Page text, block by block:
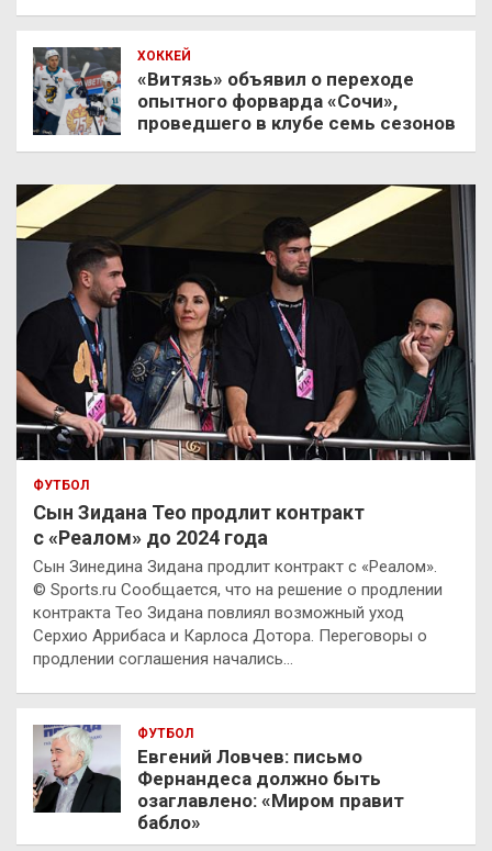
ХОККЕЙ
«Витязь» объявил о переходе
опытного форварда «Сочи»,
проведшего в клубе семь сезонов
ФУТБОЛ
Сын Зидана Тео продлит контракт
с «Реалом» до 2024 года
Сын Зинедина Зидана продлит контракт с «Реалом».
© Sports.ru Сообщается, что на решение о продлении
контракта Тео Зидана повлиял возможный уход
Серхио Аррибаса и Карлоса Дотора. Переговоры о
продлении соглашения начались…
ФУТБОЛ
Евгений Ловчев: письмо
Фернандеса должно быть
озаглавлено: «Миром правит
бабло»